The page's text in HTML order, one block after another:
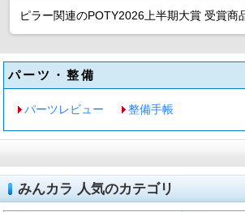
ピラー関連のPOTY2026上半期大賞 受賞商
パーツ・整備
パーツレビュー 整備手帳
みんカラ 人気のカテゴリ